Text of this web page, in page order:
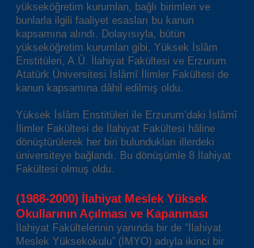
yükseköğretim kurumlan, bağlı birimleri ve
bunlarla ilgili faaliyet esasları bu kanun
kapsamına alındı. Dolayısıyla, bütün
yükseköğretim kurumlan gibi, Yüksek İslâm
Enstitüleri, A.Ü. İlahiyat Fakültesi ve Erzurum
Atatürk Üniversitesi İslâmî İlimler Fakültesi de
kanun kapsamına dâhil edilmiş oldu.
Yüksek İslâm Enstitüleri ile Erzurum’daki İslâmî
İlimler Fakültesi de İlahiyat Fakültesi hâline
dönüştürülerek her biri bulundukları illerdeki
üniversiteye bağlandı. Bu dönüşümle 8 İlahiyat
Fakültesi olmuş oldu.
(1988-2000) İlahiyat Meslek Yüksek
Okullarının Açılması ve Kapanması
İlahiyat Fakültelerinin yanında bir de “İlahiyat
Meslek Yüksekokulu” (İMYO) adıyla ikinci bir